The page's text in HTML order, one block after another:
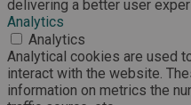
delivering a better user
Analytics
Analytics
Analytical cookies are used
interact with the website.
information on metrics the